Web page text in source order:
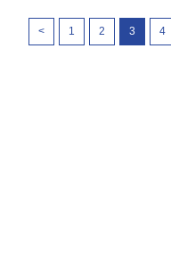
< 1 2 3 4